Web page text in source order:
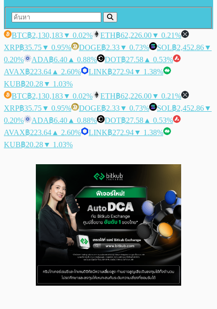
BTC฿2,130,183▼ 0.02% ETH฿62,226.00▼ 0.21%
XRP฿35.75▼ 0.95% DOGE฿2.33▼ 0.73% SOL฿2,452.86▼
0.20%
ADA฿6.40 ▲ 0.88% DOT฿27.58 ▲ 0.53%
AVAX฿223.64 ▲ 2.60% LINK฿272.94▼ 1.38%
KUB฿20.28▼ 1.03%
BTC฿2,130,183▼ 0.02% ETH฿62,226.00▼ 0.21%
XRP฿35.75▼ 0.95% DOGE฿2.33▼ 0.73% SOL฿2,452.86▼
0.20%
ADA฿6.40 ▲ 0.88% DOT฿27.58 ▲ 0.53%
AVAX฿223.64 ▲ 2.60% LINK฿272.94▼ 1.38%
KUB฿20.28▼ 1.03%